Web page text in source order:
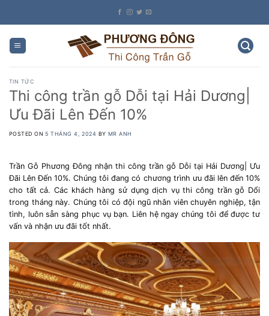
TIN TỨC
Thi công trần gỗ Dỗi tại Hải Dương|
Ưu Đãi Lên Đến 10%
POSTED ON5 THÁNG 4, 2024 BY MR ANH
Trần Gỗ Phương Đông nhận thi công trần gỗ Dỗi tại Hải Dương| Ưu
Đãi Lên Đến 10%. Chúng tôi đang có chương trình ưu đãi lên đến 10%
cho tất cả. Các khách hàng sử dụng dịch vụ thi công trần gỗ Dổi
trong tháng này. Chúng tôi có đội ngũ nhân viên chuyên nghiệp, tận
tình, luôn sẵn sàng phục vụ bạn. Liên hệ ngay chúng tôi để được tư
vấn và nhận ưu đãi tốt nhất.